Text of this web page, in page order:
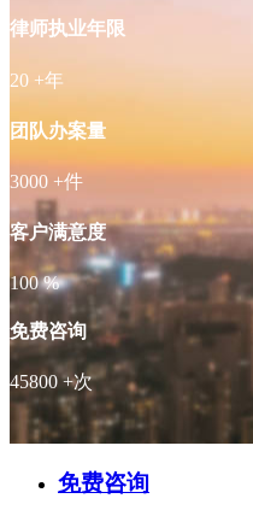
律师执业年限
20 +年
团队办案量
3000 +件
客户满意度
100 %
免费咨询
45800 +次
免费咨询